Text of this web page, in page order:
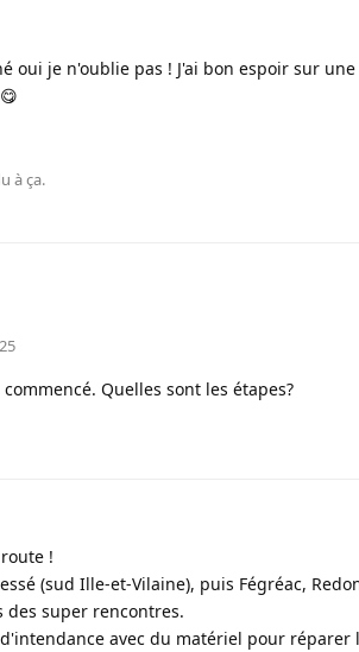
oui je n'oublie pas ! J'ai bon espoir sur
à ça.
Quelles sont les étapes?
!
(sud Ille-et-Vilaine), puis Fégréac,
des super rencontres.
avec du matériel pour réparer